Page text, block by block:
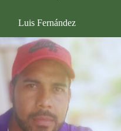
Luis Fernández